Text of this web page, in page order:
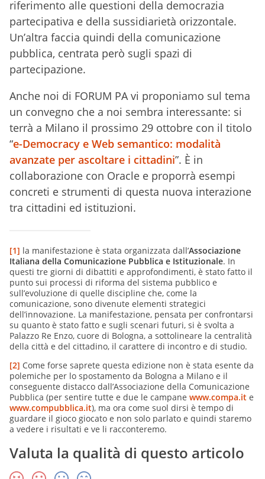
riferimento alle questioni della democrazia
partecipativa e della sussidiarietà orizzontale.
Un’altra faccia quindi della comunicazione
pubblica, centrata però sugli spazi di
partecipazione.
Anche noi di FORUM PA vi proponiamo sul tema
un convegno che a noi sembra interessante: si
terrà a Milano il prossimo 29 ottobre con il titolo
“e-Democracy e Web semantico: modalità
avanzate per ascoltare i cittadini”. È in
collaborazione con Oracle e proporrà esempi
concreti e strumenti di questa nuova interazione
tra cittadini ed istituzioni.
[1] la manifestazione è stata organizzata dall’Associazione
Italiana della Comunicazione Pubblica e Istituzionale. In
questi tre giorni di dibattiti e approfondimenti, è stato fatto il
punto sui processi di riforma del sistema pubblico e
sull’evoluzione di quelle discipline che, come la
comunicazione, sono divenute elementi strategici
dell’innovazione. La manifestazione, pensata per confrontarsi
su quanto è stato fatto e sugli scenari futuri, si è svolta a
Palazzo Re Enzo, cuore di Bologna, a sottolineare la centralità
della città e del cittadino, il carattere di incontro e di studio.
[2] Come forse saprete questa edizione non è stata esente da
polemiche per lo spostamento da Bologna a Milano e il
conseguente distacco dall’Associazione della Comunicazione
Pubblica (per sentire tutte e due le campane www.compa.it e
www.compubblica.it), ma ora come suol dirsi è tempo di
guardare il gioco giocato e non solo parlato e quindi staremo
a vedere i risultati e ve li racconteremo.
Valuta la qualità di questo articolo